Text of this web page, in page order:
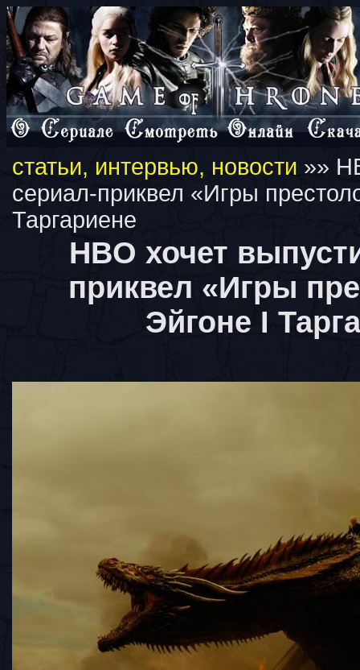
статьи, интервью, новости »»
сериал-приквел «Игры
Таргариене
HBO хочет
приквел «Игры
Эйгоне I